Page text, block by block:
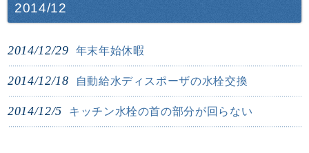
2014/12
2014/12/29 年末年始休暇
2014/12/18 自動給水ディスポーザの水栓交換
2014/12/5 キッチン水栓の首の部分が回らない